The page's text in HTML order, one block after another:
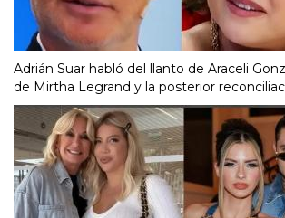
Adrián Suar habló del llanto de Araceli
de Mirtha Legrand y la posterior